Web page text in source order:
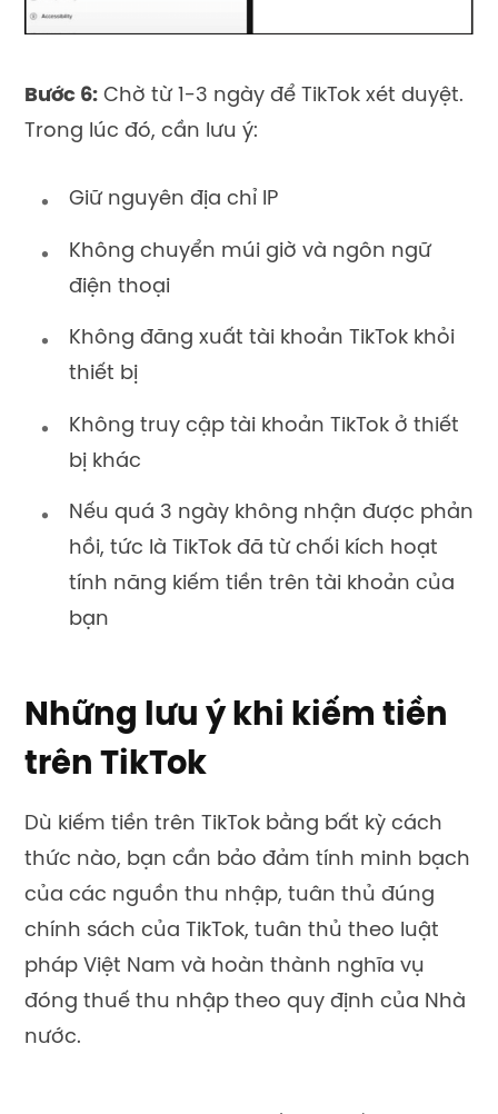
Bước 6: Chờ từ 1-3 ngày để TikTok xét duyệt.
Trong lúc đó, cần lưu ý:
Giữ nguyên địa chỉ IP
Không chuyển múi giờ và ngôn ngữ
điện thoại
Không đăng xuất tài khoản TikTok khỏi
thiết bị
Không truy cập tài khoản TikTok ở thiết
bị khác
Nếu quá 3 ngày không nhận được phản
hồi, tức là TikTok đã từ chối kích hoạt
tính năng kiếm tiền trên tài khoản của
bạn
Những lưu ý khi kiếm tiền
trên TikTok
Dù kiếm tiền trên TikTok bằng bất kỳ cách
thức nào, bạn cần bảo đảm tính minh bạch
của các nguồn thu nhập, tuân thủ đúng
chính sách của TikTok, tuân thủ theo luật
pháp Việt Nam và hoàn thành nghĩa vụ
đóng thuế thu nhập theo quy định của Nhà
nước.